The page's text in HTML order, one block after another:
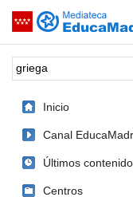
Saltar navegación
Palabra o frase:
Inicio
Canal
Últimos
Centros